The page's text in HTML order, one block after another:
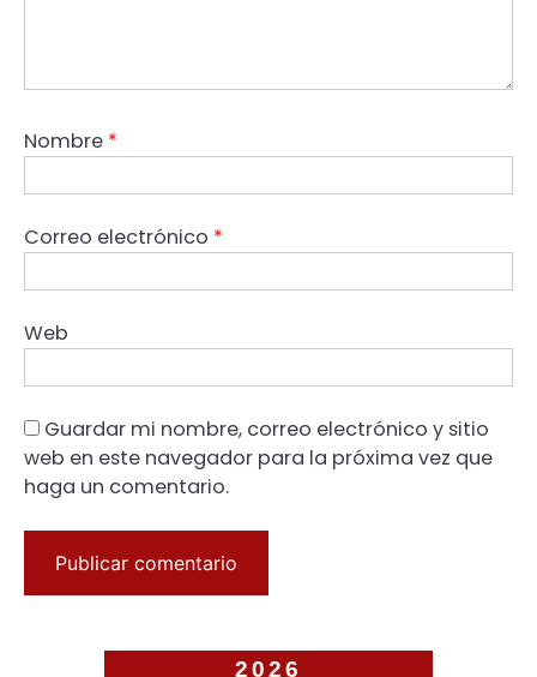
Nombre *
Correo electrónico *
Web
Guardar mi nombre, correo electrónico y sitio
web en este navegador para la próxima vez que
haga un comentario.
2026